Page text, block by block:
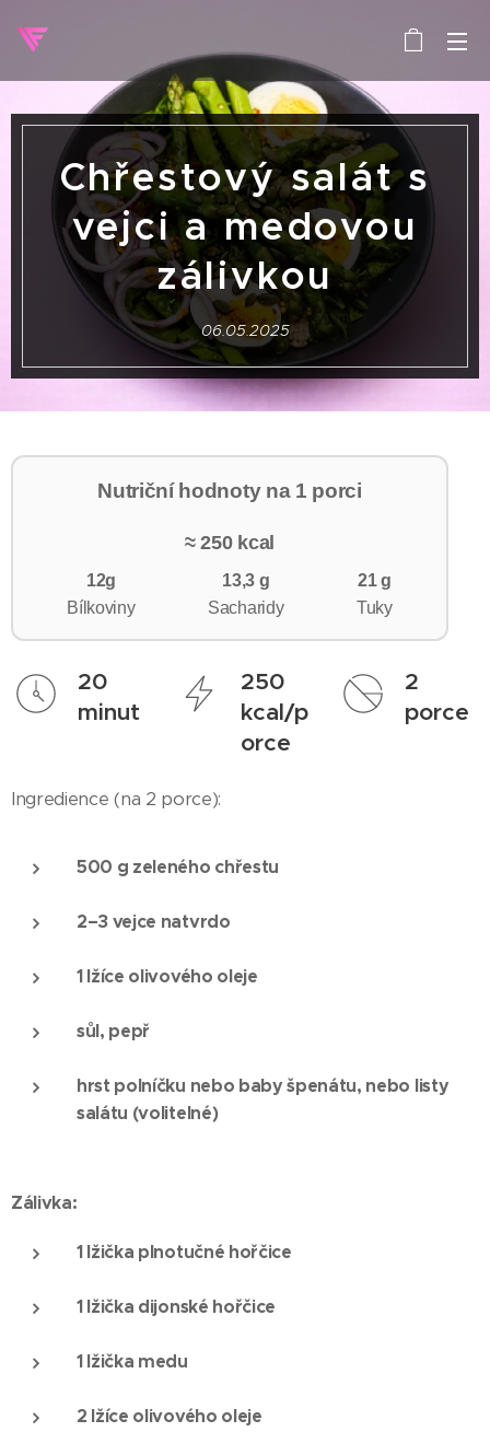
Chřestový salát s
vejci a medovou
zálivkou
06.05.2025
Nutriční hodnoty na 1 porci
≈ 250 kcal
12g
Bílkoviny
13,3 g
Sacharidy
21 g
Tuky
20
minut
250
kcal/p
orce
2
porce
Ingredience (na 2 porce):
500 g zeleného chřestu
2–3 vejce natvrdo
1 lžíce olivového oleje
sůl, pepř
hrst polníčku nebo baby špenátu, nebo listy
salátu (volitelné)
Zálivka:
1 lžička plnotučné hořčice
1 lžička dijonské hořčice
1 lžička medu
2 lžíce olivového oleje